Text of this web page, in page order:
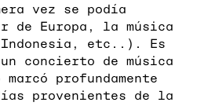
vez se podía
de Europa, la música
etc..). Es
concierto de música
profundamente
provenientes de la